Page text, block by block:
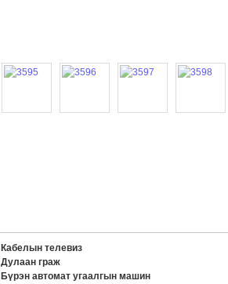
Кабелын телевиз
Дулаан граж
Бүрэн автомат угаалгын машин